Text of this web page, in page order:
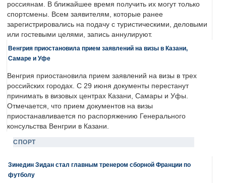
россиянам. В ближайшее время получить их могут только
спортсмены. Всем заявителям, которые ранее
зарегистрировались на подачу с туристическими, деловыми
или гостевыми целями, запись аннулируют.
Венгрия приостановила прием заявлений на визы в Казани,
Самаре и Уфе
Венгрия приостановила прием заявлений на визы в трех
российских городах. С 29 июня документы перестанут
принимать в визовых центрах Казани, Самары и Уфы.
Отмечается, что прием документов на визы
приостанавливается по распоряжению Генерального
консульства Венгрии в Казани.
СПОРТ
Зинедин Зидан стал главным тренером сборной Франции по
футболу